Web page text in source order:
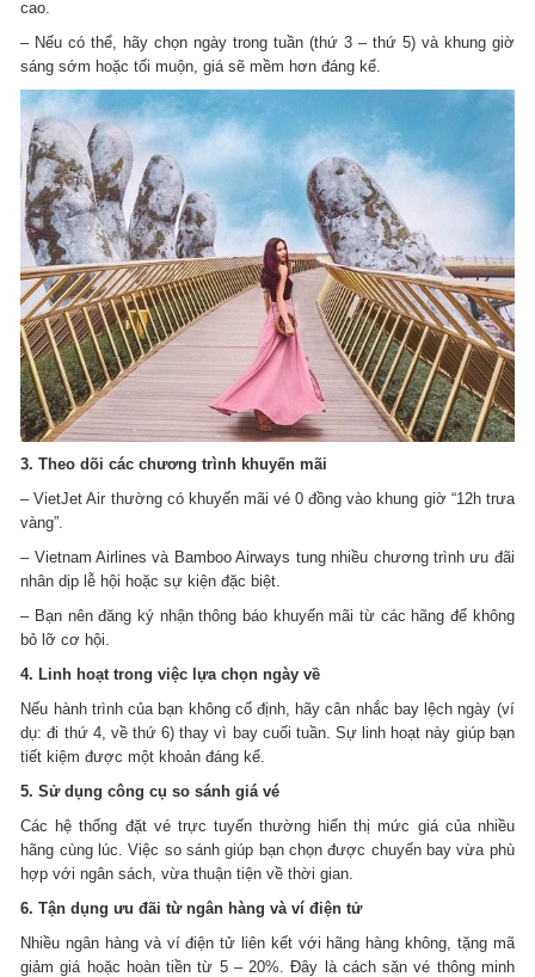
cao.
– Nếu có thể, hãy chọn ngày trong tuần (thứ 3 – thứ 5) và khung giờ
sáng sớm hoặc tối muộn, giá sẽ mềm hơn đáng kể.
3. Theo dõi các chương trình khuyến mãi
– VietJet Air thường có khuyến mãi vé 0 đồng vào khung giờ “12h trưa
vàng”.
– Vietnam Airlines và Bamboo Airways tung nhiều chương trình ưu đãi
nhân dịp lễ hội hoặc sự kiện đặc biệt.
– Bạn nên đăng ký nhận thông báo khuyến mãi từ các hãng để không
bỏ lỡ cơ hội.
4. Linh hoạt trong việc lựa chọn ngày về
Nếu hành trình của bạn không cố định, hãy cân nhắc bay lệch ngày (ví
dụ: đi thứ 4, về thứ 6) thay vì bay cuối tuần. Sự linh hoạt này giúp bạn
tiết kiệm được một khoản đáng kể.
5. Sử dụng công cụ so sánh giá vé
Các hệ thống đặt vé trực tuyến thường hiển thị mức giá của nhiều
hãng cùng lúc. Việc so sánh giúp bạn chọn được chuyến bay vừa phù
hợp với ngân sách, vừa thuận tiện về thời gian.
6. Tận dụng ưu đãi từ ngân hàng và ví điện tử
Nhiều ngân hàng và ví điện tử liên kết với hãng hàng không, tặng mã
giảm giá hoặc hoàn tiền từ 5 – 20%. Đây là cách săn vé thông minh